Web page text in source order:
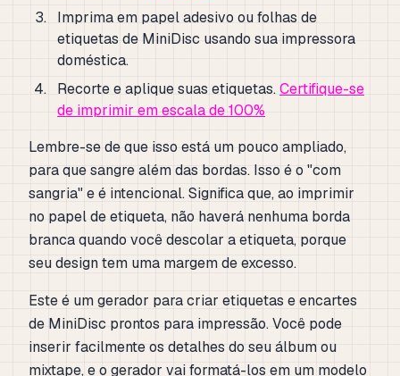
Imprima em papel adesivo ou folhas de
etiquetas de MiniDisc usando sua impressora
doméstica.
Recorte e aplique suas etiquetas.Certifique-se
de imprimir em escala de 100%
Lembre-se de que isso está um pouco ampliado,
para que sangre além das bordas. Isso é o "com
sangria" e é intencional. Significa que, ao imprimir
no papel de etiqueta, não haverá nenhuma borda
branca quando você descolar a etiqueta, porque
seu design tem uma margem de excesso.
Este é um gerador para criar etiquetas e encartes
de MiniDisc prontos para impressão. Você pode
inserir facilmente os detalhes do seu álbum ou
mixtape, e o gerador vai formatá-los em um modelo